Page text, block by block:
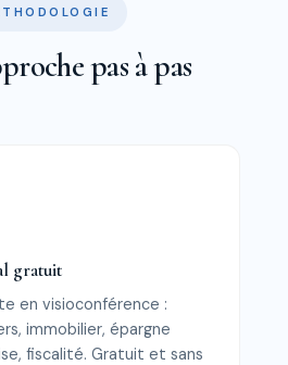
pas à pas
gratuit
en visioconférence :
immobilier, épargne
fiscalité. Gratuit et sans